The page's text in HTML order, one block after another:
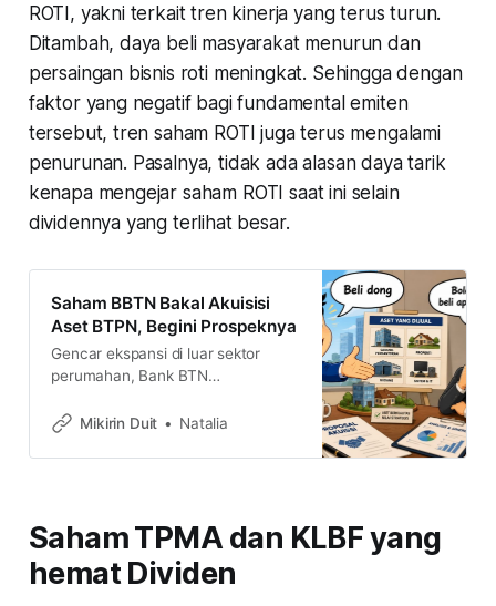
ROTI, yakni terkait tren kinerja yang terus turun.
Ditambah, daya beli masyarakat menurun dan
persaingan bisnis roti meningkat. Sehingga dengan
faktor yang negatif bagi fundamental emiten
tersebut, tren saham ROTI juga terus mengalami
penurunan. Pasalnya, tidak ada alasan daya tarik
kenapa mengejar saham ROTI saat ini selain
dividennya yang terlihat besar.
Saham BBTN Bakal Akuisisi
Aset BTPN, Begini Prospeknya
Gencar ekspansi di luar sektor
perumahan, Bank BTN
Indonesia senilai Rp19,93 triliun. Hal
manajemen lantaran tahun ini tidak
Mikirin Duit Natalia
Saham TPMA dan KLBF yang
hemat Dividen